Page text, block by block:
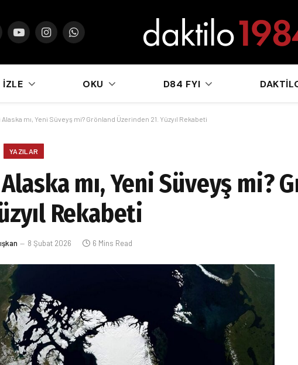
YouTubeInstagramWhatsApp
İZLE OKU D84 FYI
Alaska mı, Yeni Süveyş mi? Grönland Üzerinden 21. Yüzyıl Rekabeti
YAZILAR
mı, Yeni Süveyş mi?
Rekabeti
8 Şubat 2026 6 Mins Read